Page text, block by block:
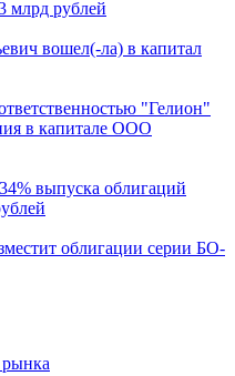
млрд рублей
вошел(-ла) в капитал
"Гелион"
в капитале ООО
выпуска облигаций
облигации серии БО-